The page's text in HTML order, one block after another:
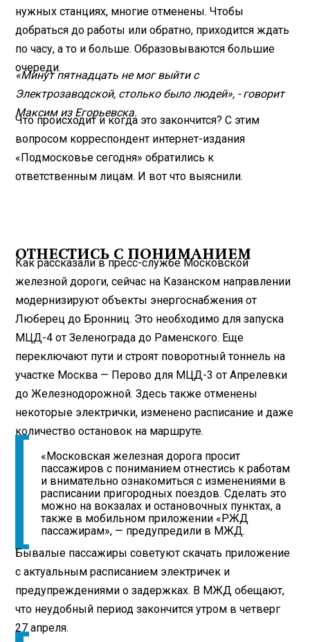
нужных станциях, многие отменены. Чтобы
добраться до работы или обратно, приходится ждать
по часу, а то и больше. Образовываются большие
очереди.
«Минут пятнадцать не мог выйти с
Электрозаводской, столько было людей», - говорит
Максим из Егорьевска.
Что происходит и когда это закончится? С этим
вопросом корреспондент интернет-издания
«Подмосковье сегодня» обратились к
ответственным лицам. И вот что выяснили.
ОТНЕСТИСЬ С ПОНИМАНИЕМ
Как рассказали в пресс-службе Московской
железной дороги, сейчас на Казанском направлении
модернизируют объекты энергоснабжения от
Люберец до Бронниц. Это необходимо для запуска
МЦД-4 от Зеленограда до Раменского. Еще
переключают пути и строят поворотный тоннель на
участке Москва — Перово для МЦД-3 от Апрелевки
до Железнодорожной. Здесь также отменены
некоторые электрички, изменено расписание и даже
количество остановок на маршруте.
«Московская железная дорога просит
пассажиров с пониманием отнестись к работам
и внимательно ознакомиться с изменениями в
расписании пригородных поездов. Сделать это
можно на вокзалах и остановочных пунктах, а
также в мобильном приложении «РЖД
пассажирам», — предупредили в МЖД.
Бывалые пассажиры советуют скачать приложение
с актуальным расписанием электричек и
предупреждениями о задержках. В МЖД обещают,
что неудобный период закончится утром в четверг
27 апреля.